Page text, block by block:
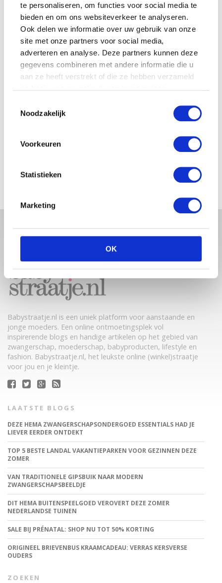
te personaliseren, om functies voor social media te
bieden en om ons websiteverkeer te analyseren.
Ook delen we informatie over uw gebruik van onze
site met onze partners voor social media,
adverteren en analyse. Deze partners kunnen deze
gegevens combineren met andere informatie die u
aan ze heeft verstrekt of die ze hebben verzameld
Noodzakelijk
Voorkeuren
Statistieken
Marketing
OK
KIM KÖTTER DEELT PRACHTIGE
GEZINSFOTO MET HAAR
MANNEN
JOSJE HUISMAN SHOWT
MONICA GEUZE DEELT
PRACHTIGE FOTO MET BABY
Babystraatje.nl is een uniek platform voor aanstaande en
jonge moeders. Een online ontmoetingsplek vol
inspirerende blogs en handige artikelen op het gebied van
zwangerschap, moederschap, babyproducten, lifestyle en
fashion. Babystraatje.nl, het leukste online (winkel)straatje
voor jou en je kleintje.
LAATSTE BLOGS
DEZE HEMA ZWANGERSCHAPSONDERGOED ESSENTIALS HAD JE
LIEVER EERDER ONTDEKT
TOP 5 BESTE LANDAL VAKANTIEPARKEN VOOR GEZINNEN DEZE
ZOMER
VAN TRADITIONELE GIPSBUIK NAAR MODERN
ZWANGERSCHAPSBEELDJE
DIT HEMA BUITENSPEELGOED VEROVERT DEZE ZOMER
NEDERLANDSE TUINEN
SALE BIJ PRÉNATAL: SHOP NU TOT 50% KORTING
ORIGINEEL BRIEVENBUS KRAAMCADEAU: VERRAS KERSVERSE
OUDERS
ZOEKEN